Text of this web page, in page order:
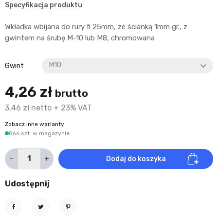
Specyfikacja produktu
Wkładka wbijana do rury fi 25mm, ze ścianką 1mm gr., z
gwintem na śrubę M-10 lub M8, chromowana
Gwint
4,26 zł brutto
3,46 zł netto + 23% VAT
Zobacz inne warianty
866 szt. w magazynie
- + Dodaj do koszyka
Udostępnij